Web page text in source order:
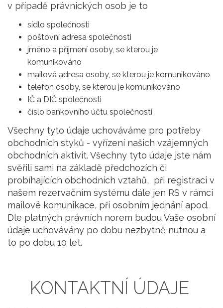
v případě právnických osob je to
sídlo společnosti
poštovní adresa společnosti
jméno a příjmení osoby, se kterou je
komunikováno
mailová adresa osoby, se kterou je komunikováno
telefon osoby, se kterou je komunikováno
IČ a DIČ společnosti
číslo bankovního účtu společnosti
Všechny tyto údaje uchováváme pro potřeby
obchodních styků - vyřízení našich vzájemných
obchodních aktivit. Všechny tyto údaje jste nám
svěřili sami na základě předchozích či
probíhajících obchodních vztahů, při registraci v
našem rezervačním systému dále jen RS v rámci
mailové komunikace, při osobním jednání apod.
Dle platných právních norem budou Vaše osobní
údaje uchovávány po dobu nezbytně nutnou a
to po dobu 10 let.
KONTAKTNÍ ÚDAJE